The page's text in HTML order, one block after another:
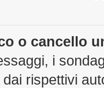
o cancello
i
rispettivi